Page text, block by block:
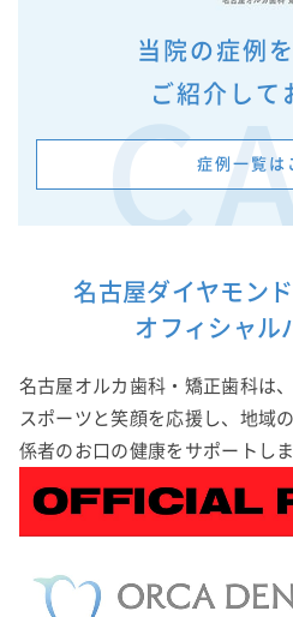
当院の症例
ご紹介して
症例一覧は
名古屋ダイヤモン
オフィシャル
名古屋オルカ歯科・矯正歯科は
スポーツと笑顔を応援し、地域
係者のお口の健康をサポートしま